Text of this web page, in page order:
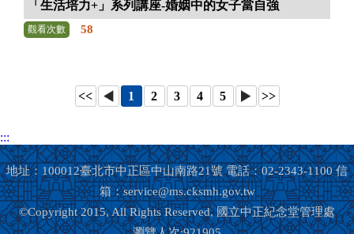
「生活培力+」系列講座-婚姻中的女子當自強
觀看次數 58
<< 1 2 3 4 5 >>
:::
地址：100012臺北市中正區中山南路21號 電話：02-2343-1100 信
箱：service@ms.cksmh.gov.tw
©Copyright 2015, All Rights Reserved, 國立中正紀念堂管理處